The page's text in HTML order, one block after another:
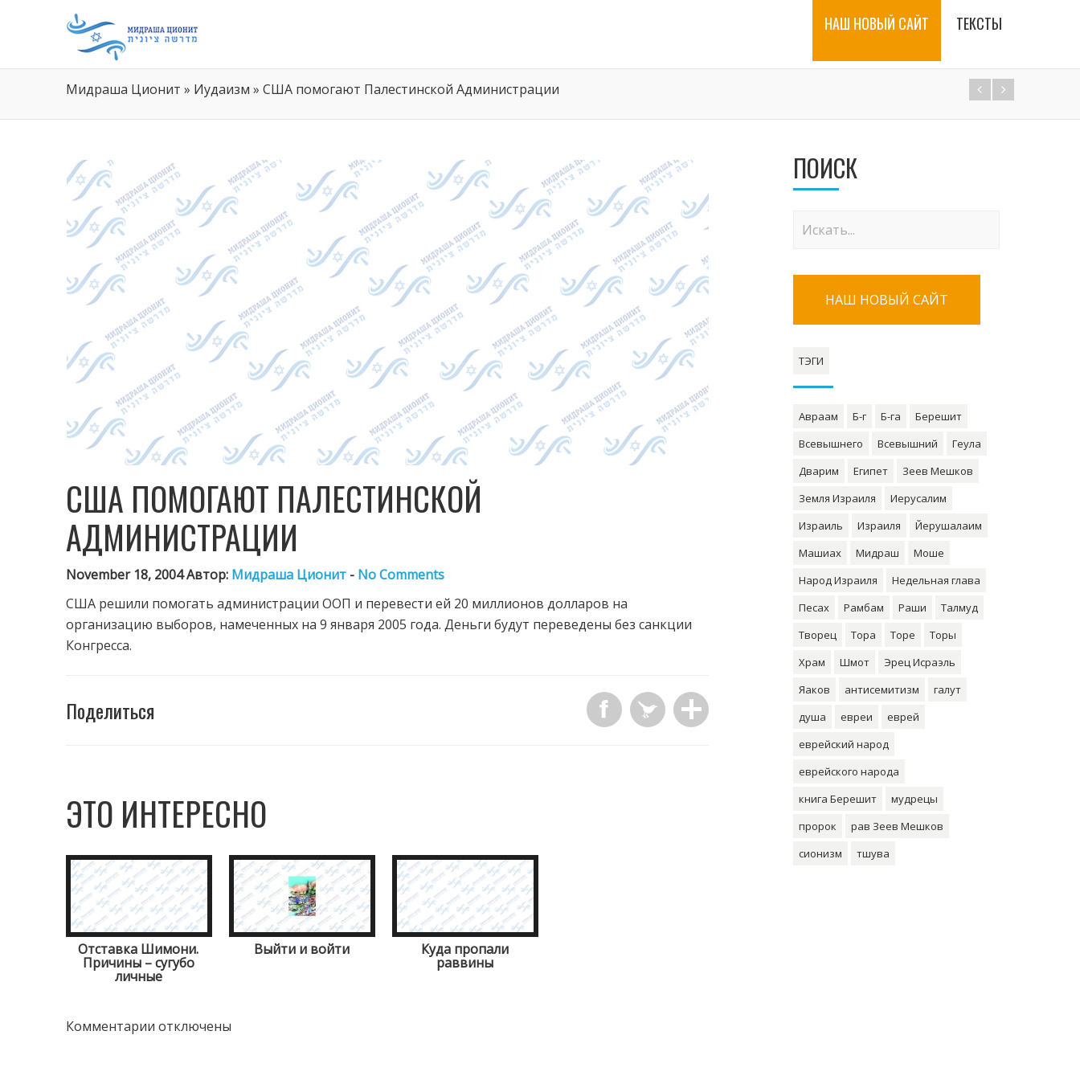
НАШ НОВЫЙ САЙТ ТЕКСТЫ
Мидраша Ционит » Иудаизм » США помогают Палестинской Администрации
США ПОМОГАЮТ ПАЛЕСТИНСКОЙ
АДМИНИСТРАЦИИ
November 18, 2004 Автор: Мидраша Ционит - No Comments
США решили помогать администрации ООП и перевести ей 20 миллионов долларов на
организацию выборов, намеченных на 9 января 2005 года. Деньги будут переведены без санкции
Конгресса.
Поделиться
ЭТО ИНТЕРЕСНО
Отставка Шимони.
Причины – сугубо
личные
Выйти и войти Куда пропали
раввины
Комментарии отключены
ПОИСК
НАШ НОВЫЙ САЙТ
ТЭГИ
Авраам Б-г Б-га
Берешит
Всевышнего
Всевышний
Геула
Дварим
Египет
Зеев Мешков
Земля Израиля
Иерусалим
Израиль
Израиля
Йерушалаим
Машиах
Мидраш
Моше
Народ Израиля
Недельная глава
Песах
Рамбам Раши
Талмуд
Творец
Тора Торе
Торы
Храм
Шмот
Эрец Исраэль
Яаков
антисемитизм
галут
душа
евреи
еврей
еврейский народ
еврейского народа
книга Берешит
мудрецы
пророк
рав Зеев Мешков
сионизм
тшува